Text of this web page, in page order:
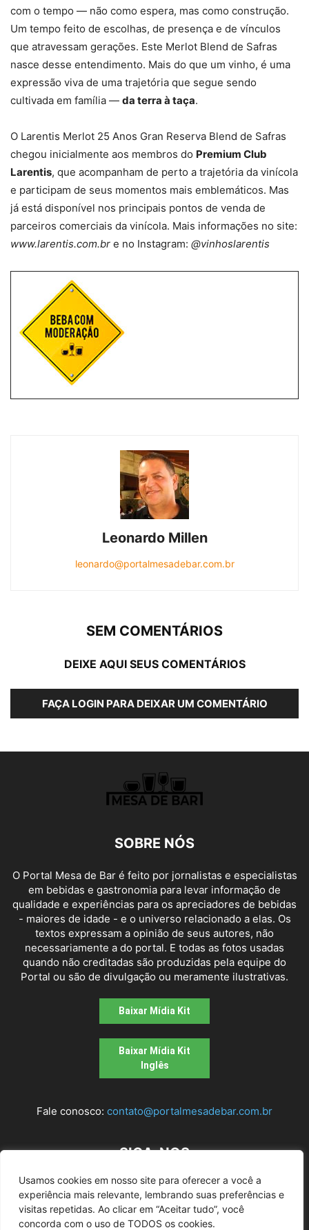
Usamos cookies em nosso site para oferecer a você a
experiência mais relevante, lembrando suas preferências e
visitas repetidas. Ao clicar em “Aceitar tudo”, você
concorda com o uso de TODOS os cookies.
com o tempo — não como espera, mas como construção.
Um tempo feito de escolhas, de presença e de vínculos
que atravessam gerações. Este Merlot Blend de Safras
nasce desse entendimento. Mais do que um vinho, é uma
expressão viva de uma trajetória que segue sendo
cultivada em família — da terra à taça.
O Larentis Merlot 25 Anos Gran Reserva Blend de Safras
chegou inicialmente aos membros do Premium Club
Larentis, que acompanham de perto a trajetória da vinícola
e participam de seus momentos mais emblemáticos. Mas
já está disponível nos principais pontos de venda de
parceiros comerciais da vinícola. Mais informações no site:
www.larentis.com.br e no Instagram: @vinhoslarentis
Leonardo Millen
leonardo@portalmesadebar.com.br
SEM COMENTÁRIOS
DEIXE AQUI SEUS COMENTÁRIOS
FAÇA LOGIN PARA DEIXAR UM COMENTÁRIO
SOBRE NÓS
O Portal Mesa de Bar é feito por jornalistas e especialistas
em bebidas e gastronomia para levar informação de
qualidade e experiências para os apreciadores de bebidas
- maiores de idade - e o universo relacionado a elas. Os
textos expressam a opinião de seus autores, não
necessariamente a do portal. E todas as fotos usadas
quando não creditadas são produzidas pela equipe do
Portal ou são de divulgação ou meramente ilustrativas.
Baixar Mídia Kit
Baixar Mídia Kit
Inglês
Fale conosco: contato@portalmesadebar.com.br
SIGA-NOS